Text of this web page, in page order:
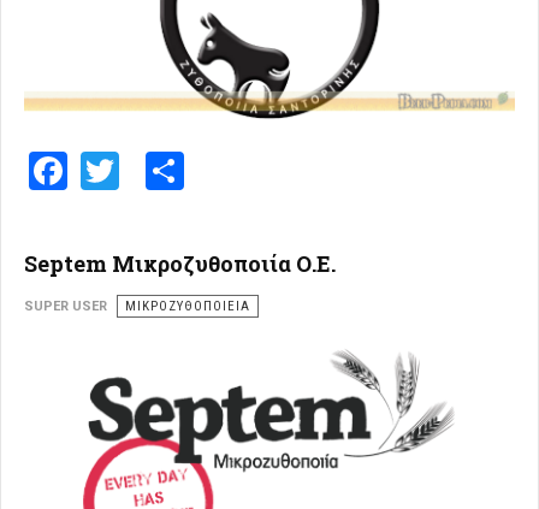
Facebook
Twitter
Septem Μικροζυθοποιία Ο.Ε.
SUPER USER ΜΙΚΡΟΖΥΘΟΠΟΙΕΊΑ